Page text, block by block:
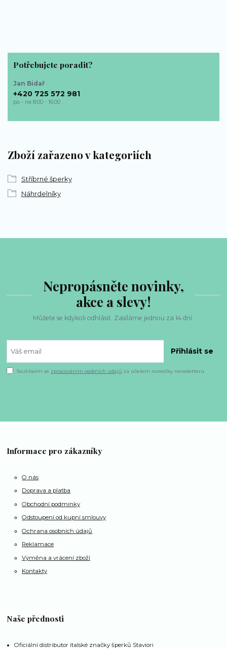
Zboží zařazeno v kategoriích
Stříbrné šperky
Náhrdelníky
Potřebujete poradit?
Jan Bidař
+420 725 572 981
po - ne 8:00 - 16:00
Nepropásněte novinky,
akce a slevy!
Můžete se kdykoli odhlásit. Zasíláme jednou za 14 dní.
Přihlásit se
Souhlasím se zpracováním osobních údajů za účelem rozesílky newsletteru.
Informace pro zákazníky
O nás
Doprava a platba
Obchodní podmínky
Odstoupení od kupní smlouvy
Ochrana osobních údajů
Reklamace
Výměna a vrácení zboží
Kontakty
Naše přednosti
Oficiální distributor italské značky šperků Staviori